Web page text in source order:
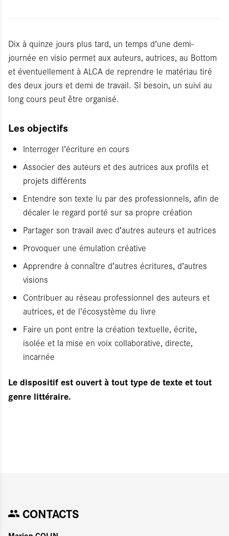
Dix à quinze jours plus tard, un temps d’une demi-
journée en visio permet aux auteurs, autrices, au Bottom
et éventuellement à ALCA de reprendre le matériau tiré
des deux jours et demi de travail. Si besoin, un suivi au
long cours peut être organisé.
Les objectifs
Interroger l’écriture en cours
Associer des auteurs et des autrices aux profils et
projets différents
Entendre son texte lu par des professionnels, afin de
décaler le regard porté sur sa propre création
Partager son travail avec d’autres auteurs et autrices
Provoquer une émulation créative
Apprendre à connaître d’autres écritures, d’autres
visions
Contribuer au réseau professionnel des auteurs et
autrices, et de l’écosystème du livre
Faire un pont entre la création textuelle, écrite,
isolée et la mise en voix collaborative, directe,
incarnée
Le dispositif est ouvert à tout type de texte et tout
genre littéraire.
CONTACTS